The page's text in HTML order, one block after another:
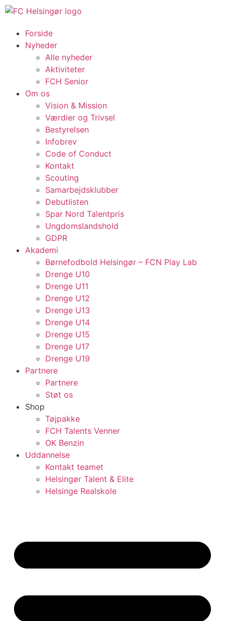
Forside
Nyheder
Alle nyheder
Aktiviteter
FCH Senior
Om os
Vision & Mission
Værdier og Trivsel
Bestyrelsen
Infobrev
Code of Conduct
Kontakt
Scouting
Samarbejdsklubber
Debutlisten
Spar Nord Talentpris
Ungdomslandshold
GDPR
Akademi
Børnefodbold Helsingør – FCN Play Lab
Drenge U10
Drenge U11
Drenge U12
Drenge U13
Drenge U14
Drenge U15
Drenge U17
Drenge U19
Partnere
Partnere
Støt os
Shop
Tøjpakke
FCH Talents Venner
OK Benzin
Uddannelse
Kontakt teamet
Helsingør Talent & Elite
Helsinge Realskole